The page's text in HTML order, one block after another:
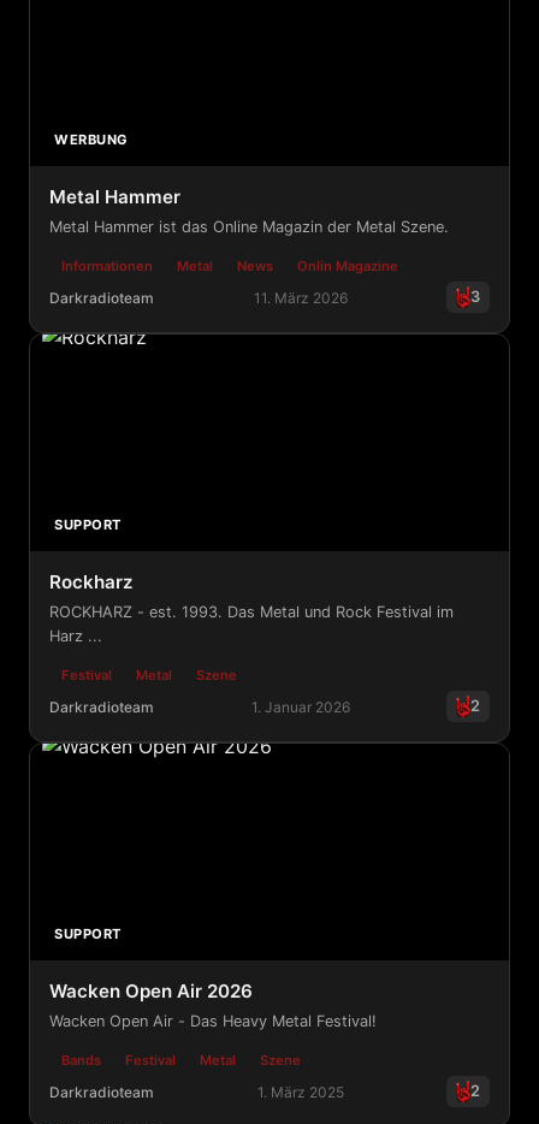
WERBUNG
Metal Hammer
Metal Hammer ist das Online Magazin der Metal Szene.
Informationen Metal News Onlin Magazine
Darkradioteam 11. März 2026 3
Metal Hammer
SUPPORT
Rockharz
ROCKHARZ - est. 1993. Das Metal und Rock Festival im
Harz ...
Festival Metal Szene
Darkradioteam 1. Januar 2026 2
Rockharz
SUPPORT
Wacken Open Air 2026
Wacken Open Air - Das Heavy Metal Festival!
Bands Festival Metal Szene
Darkradioteam 1. März 2025 2